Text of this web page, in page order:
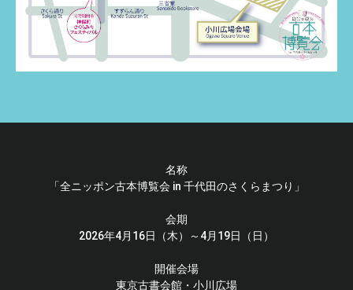
名称
「全ニッポン古本博覧会 in 千代田のさくらまつり」
会期
2026年4月16日（木）～4月19日（日）
開催会場
東京古書会館・小川広場